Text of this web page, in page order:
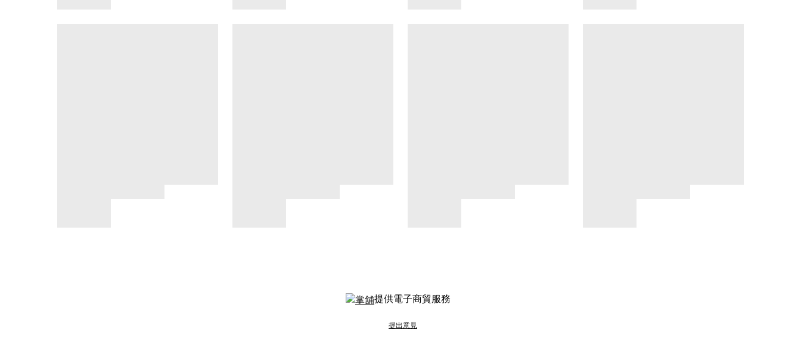
提供電子商貿服務
提出意見